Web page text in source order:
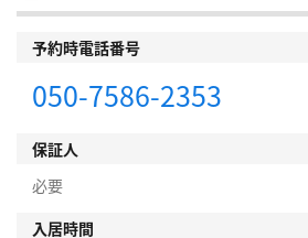
予約時電話番号
050-7586-2353
保証人
必要
入居時間